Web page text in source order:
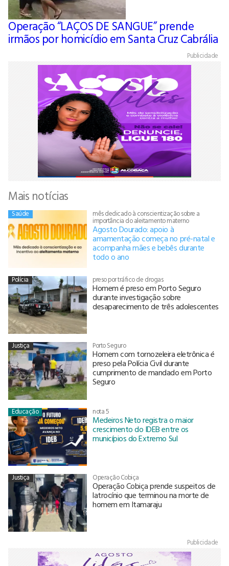
Operação “LAÇOS DE SANGUE” prende
irmãos por homicídio em Santa Cruz Cabrália
Publicidade
Mais notícias
Saúde mês dedicado à conscientização sobre a
importância do aleitamento materno
Agosto Dourado: apoio à
amamentação começa no pré-natal e
acompanha mães e bebês durante
todo o ano
Polícia preso por tráfico de drogas
Homem é preso em Porto Seguro
durante investigação sobre
desaparecimento de três adolescentes
Justiça Porto Seguro
Homem com tornozeleira eletrônica é
preso pela Polícia Civil durante
cumprimento de mandado em Porto
Seguro
Educação nota 5
Medeiros Neto registra o maior
crescimento do IDEB entre os
municípios do Extremo Sul
Justiça Operação Cobiça
Operação Cobiça prende suspeitos de
latrocínio que terminou na morte de
homem em Itamaraju
Publicidade